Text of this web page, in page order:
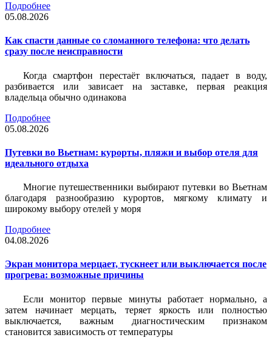
Подробнее
05.08.2026
Как спасти данные со сломанного телефона: что делать
сразу после неисправности
Когда смартфон перестаёт включаться, падает в воду,
разбивается или зависает на заставке, первая реакция
владельца обычно одинакова
Подробнее
05.08.2026
Путевки во Вьетнам: курорты, пляжи и выбор отеля для
идеального отдыха
Многие путешественники выбирают путевки во Вьетнам
благодаря разнообразию курортов, мягкому климату и
широкому выбору отелей у моря
Подробнее
04.08.2026
Экран монитора мерцает, тускнеет или выключается после
прогрева: возможные причины
Если монитор первые минуты работает нормально, а
затем начинает мерцать, теряет яркость или полностью
выключается, важным диагностическим признаком
становится зависимость от температуры